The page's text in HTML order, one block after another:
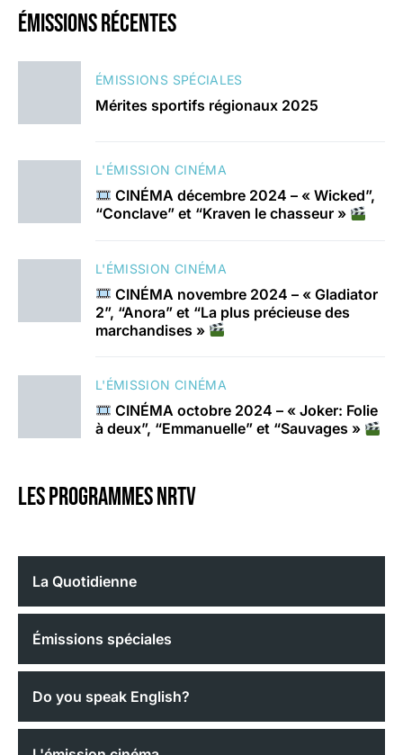
émissions récentes
ÉMISSIONS SPÉCIALES
Mérites sportifs régionaux 2025
L'ÉMISSION CINÉMA
CINÉMA décembre 2024 – « Wicked”,
“Conclave” et “Kraven le chasseur »
L'ÉMISSION CINÉMA
CINÉMA novembre 2024 – « Gladiator
2”, “Anora” et “La plus précieuse des
marchandises »
L'ÉMISSION CINÉMA
CINÉMA octobre 2024 – « Joker: Folie
à deux”, “Emmanuelle” et “Sauvages »
Les programmes nrtv
La Quotidienne
Émissions spéciales
Do you speak English?